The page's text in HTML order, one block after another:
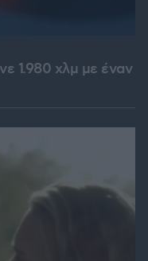
1.980 χλμ με έναν